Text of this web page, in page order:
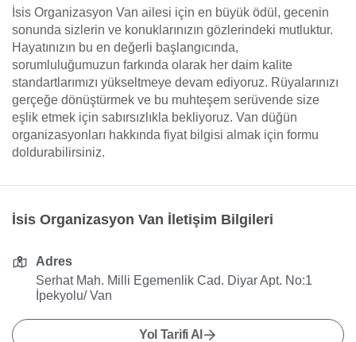
İsis Organizasyon Van ailesi için en büyük ödül, gecenin
sonunda sizlerin ve konuklarınızın gözlerindeki mutluktur.
Hayatınızın bu en değerli başlangıcında,
sorumluluğumuzun farkında olarak her daim kalite
standartlarımızı yükseltmeye devam ediyoruz. Rüyalarınızı
gerçeğe dönüştürmek ve bu muhteşem serüvende size
eşlik etmek için sabırsızlıkla bekliyoruz. Van düğün
organizasyonları hakkında fiyat bilgisi almak için formu
doldurabilirsiniz.
İsis Organizasyon Van İletişim Bilgileri
Adres
Serhat Mah. Milli Egemenlik Cad. Diyar Apt. No:1
İpekyolu/ Van
Yol Tarifi Al